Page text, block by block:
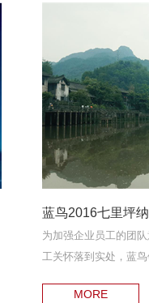
蓝鸟2016七里坪
为加强企业员工的团
工关怀落到实处，蓝
MORE